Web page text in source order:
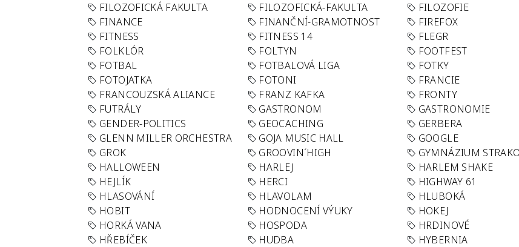
FILOZOFICKÁ FAKULTA
FILOZOFICKÁ-FAKULTA FILOZOFIE
FINANCE
FINANČNÍ-GRAMOTNOST FIREFOX
FITNESS
FITNESS 14 FLEGR
FOLKLÓR
FOLTYN FOOTFEST
FOTBAL
FOTBALOVÁ LIGA FOTKY
FOTOJATKA
FOTONI FRANCIE
FRANCOUZSKÁ ALIANCE
FRANZ KAFKA FRONTY
FUTRÁLY
GASTRONOM GASTRONOMIE
GENDER-POLITICS
GEOCACHING GERBERA
GLENN MILLER ORCHESTRA
GOJA MUSIC HALL GOOGLE
GROK
GROOVIN´HIGH GYMNÁZIUM
HALLOWEEN
HARLEJ HARLEM SHAKE
HEJLÍK
HERCI HIGHWAY 61
HLASOVÁNÍ
HLAVOLAM HLUBOKÁ
HOBIT
HODNOCENÍ VÝUKY HOKEJ
HORKÁ VANA
HOSPODA HRDINOVÉ
HŘEBÍČEK
HUDBA HYBERNIA